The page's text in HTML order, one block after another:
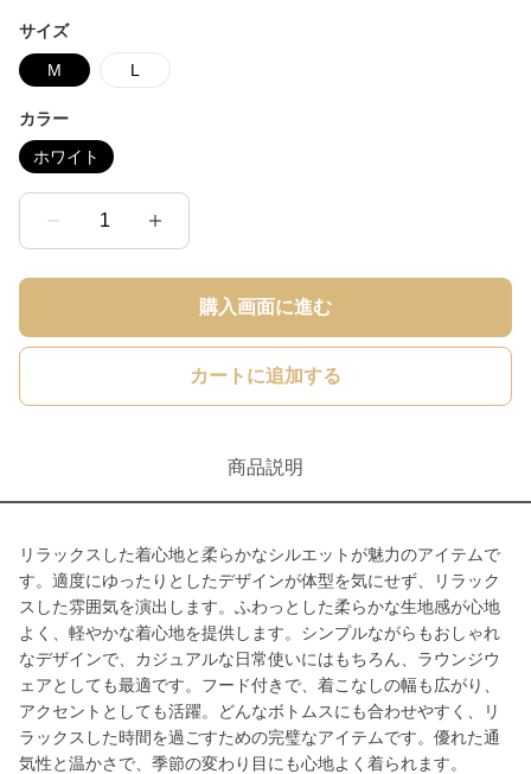
サイズ
M L
カラー
ホワイト
1
購入画面に進む
カートに追加する
商品説明
リラックスした着心地と柔らかなシルエットが魅力のアイテムで
す。適度にゆったりとしたデザインが体型を気にせず、リラック
スした雰囲気を演出します。ふわっとした柔らかな生地感が心地
よく、軽やかな着心地を提供します。シンプルながらもおしゃれ
なデザインで、カジュアルな日常使いにはもちろん、ラウンジウ
ェアとしても最適です。フード付きで、着こなしの幅も広がり、
アクセントとしても活躍。どんなボトムスにも合わせやすく、リ
ラックスした時間を過ごすための完璧なアイテムです。優れた通
気性と温かさで、季節の変わり目にも心地よく着られます。